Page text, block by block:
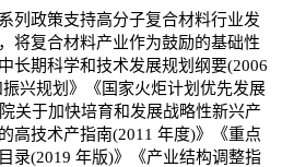
列政策支持高分子复合材料行业发
将复合材料产业作为鼓励的基础性
长期科学和技术发展规划纲要(2006
兴规划》《国家火炬计划优先发展
关于加快培育和发展战略性新兴产
高技术产指南(2011 年度)》《重点
录(2019 年版)》《产业结构调整指